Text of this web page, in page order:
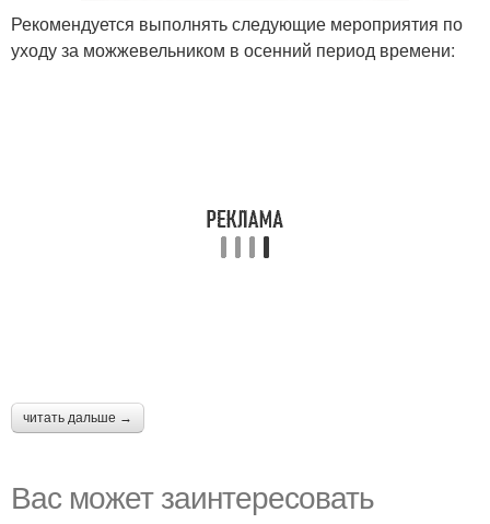
Рекомендуется выполнять следующие мероприятия по
уходу за можжевельником в осенний период времени:
читать дальше →
Вас может заинтересовать